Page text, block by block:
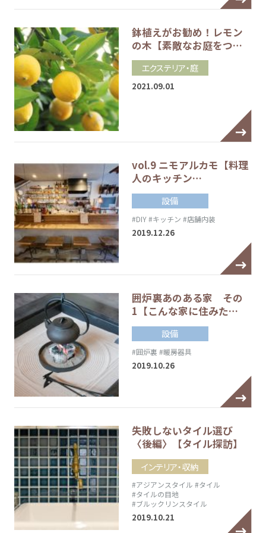
鉢植えがお勧め！レモン
の木【素敵なお庭をつ…
エクステリア・庭
2021.09.01
vol.9 ニモアルカモ【料理
人のキッチン…
設備
#DIY#キッチン #店舗内装
2019.12.26
囲炉裏あのある家 その
1【こんな家に住みた…
設備
#囲炉裏 #暖房器具
2019.10.26
失敗しないタイル選び
〈後編〉【タイル探訪】
インテリア・収納
#アジアンスタイル #タイル
#タイルの目地
#ブルックリンスタイル
2019.10.21